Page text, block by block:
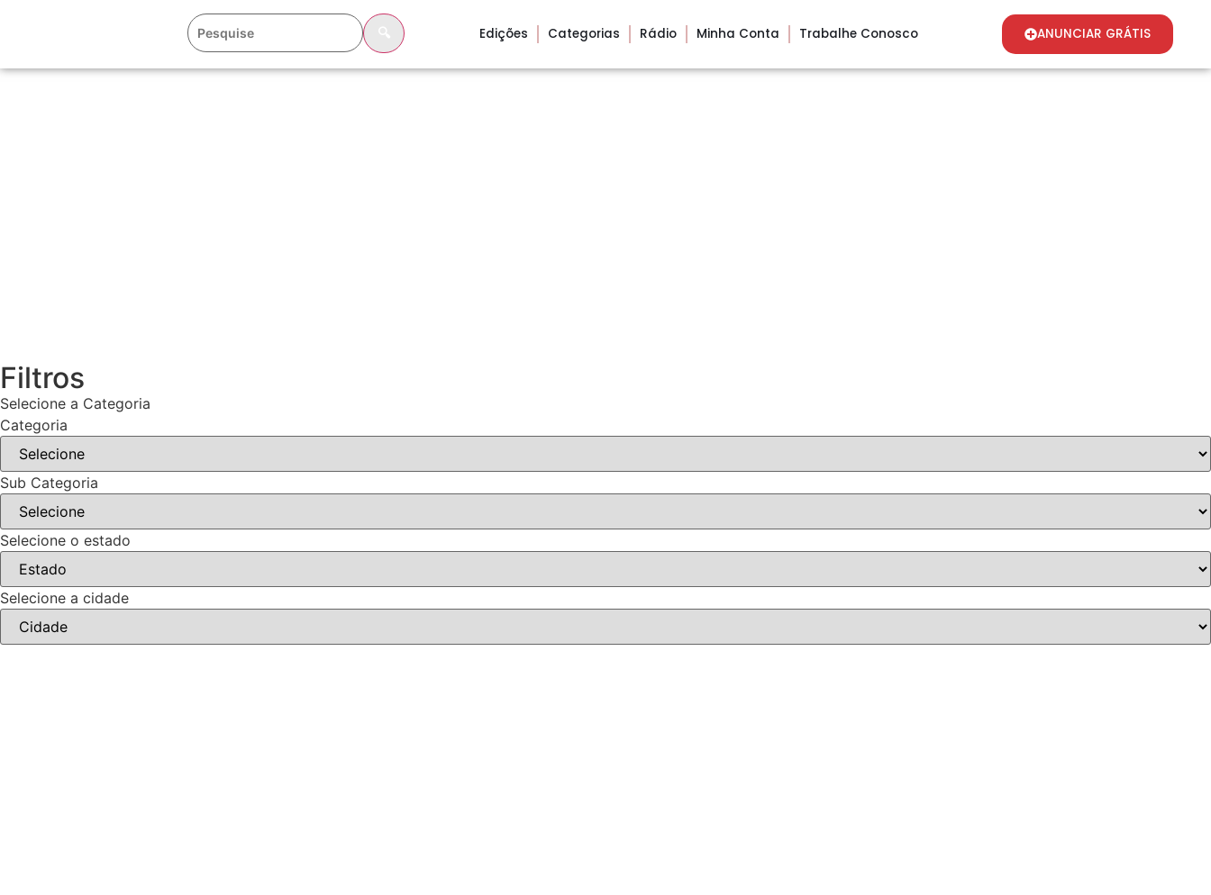
Edições Categorias Rádio Minha Conta Trabalhe Conosco ANUNCIAR GRÁTIS
Filtros
Selecione a Categoria
Categoria
Sub Categoria
Selecione o estado
Selecione a cidade